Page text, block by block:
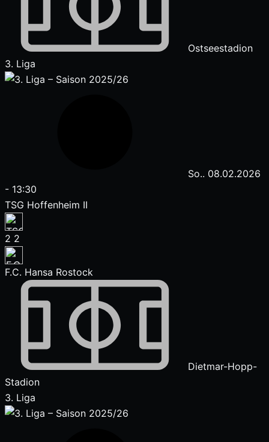
Ostseestadion
3. Liga
So.. 08.02.2026
- 13:30
TSG Hoffenheim II
2 2
F.C. Hansa Rostock
Dietmar-Hopp-
Stadion
3. Liga